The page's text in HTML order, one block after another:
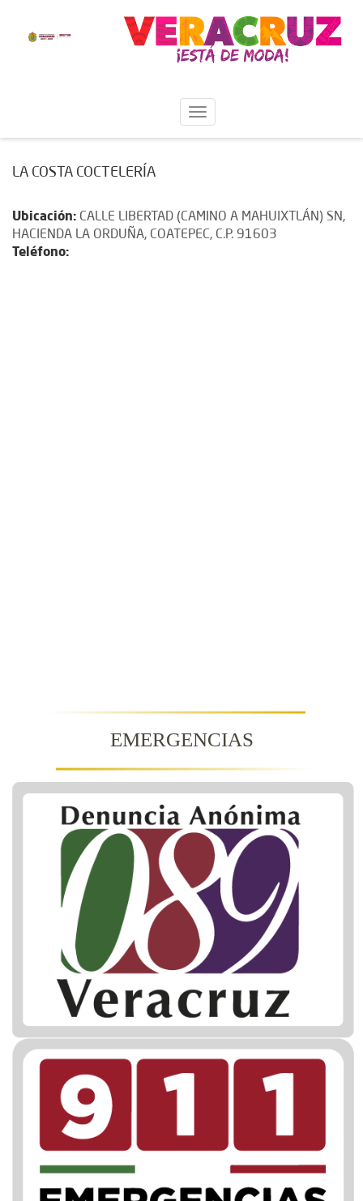
LA COSTA COCTELERÍA
Ubicación: CALLE LIBERTAD (CAMINO A MAHUIXTLÁN) SN,
HACIENDA LA ORDUÑA, COATEPEC, C.P. 91603
Teléfono:
EMERGENCIAS